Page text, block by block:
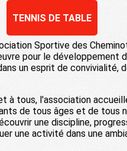
TENNIS DE TABLE
Sportive des
pour le développement
un esprit de convivialité,
à tous, l'association
de tous âges et de tous
une discipline,
une activité dans une